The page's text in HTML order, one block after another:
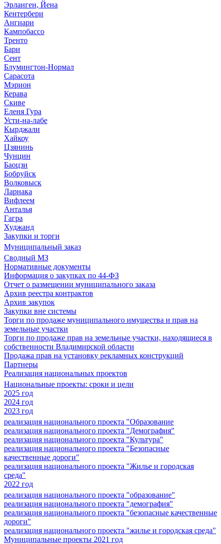
Эрланген, Йена
Кентербери
Ангиари
Кампобассо
Тренто
Бари
Сент
Блумингтон-Нормал
Сарасота
Мэрион
Керава
Скиве
Еленя Гура
Усти-на-лабе
Кырджали
Хайкоу
Цзянинь
Чунцин
Баоцзи
Бобруйск
Волковыск
Ларнака
Вифлеем
Анталья
Гагра
Худжанд
Закупки и торги
Муниципальный заказ
Сводный МЗ
Нормативные документы
Информация о закупках по 44-ФЗ
Отчет о размещении муниципального заказа
Архив реестра контрактов
Архив закупок
Закупки вне системы
Торги по продаже муниципального имущества и прав на
земельные участки
Торги по продаже прав на земельные участки, находящиеся в
собственности Владимирской области
Продажа прав на установку рекламных конструкций
Партнеры
Реализация национальных проектов
Национальные проекты: сроки и цели
2025 год
2024 год
2023 год
реализация национального проекта "Образование
реализация национального проекта "Демография"
реализация национального проекта "Культура"
реализация национального проекта "Безопасные
качественные дороги"
реализация национального проекта "Жилье и городская
среда"
2022 год
реализация национального проекта "образование"
реализация национального проекта "демография"
реализация национального проекта "безопасные качественные
дороги"
реализация национального проекта "жилье и городская среда"
Муниципальные проекты 2021 год